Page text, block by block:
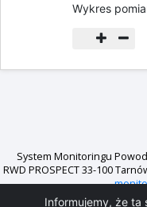
Informujemy, że ta
Wykres
System Monitoringu
RWD PROSPECT 33-100